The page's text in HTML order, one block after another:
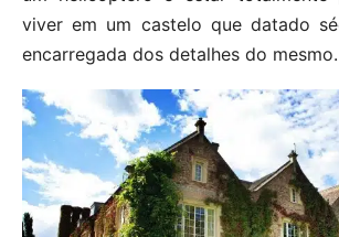
viver em um castelo que datado
encarregada dos detalhes do mesmo.